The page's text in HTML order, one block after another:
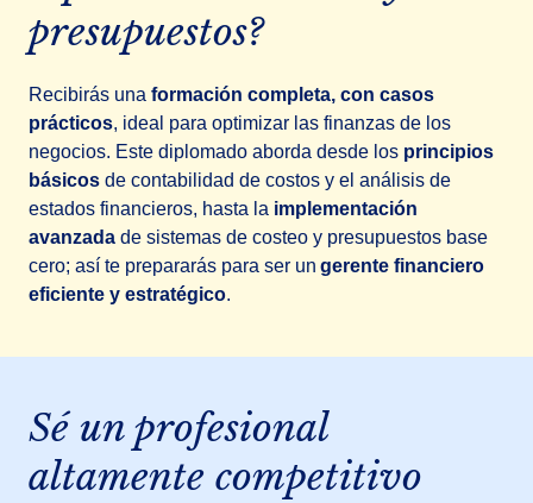
presupuestos?
Recibirás una formación completa, con casos
prácticos, ideal para optimizar las finanzas de los
negocios. Este diplomado aborda desde los principios
básicos de contabilidad de costos y el análisis de
estados financieros, hasta la implementación
avanzada de sistemas de costeo y presupuestos base
cero; así te prepararás para ser un gerente financiero
eficiente y estratégico.
Sé un profesional
altamente competitivo